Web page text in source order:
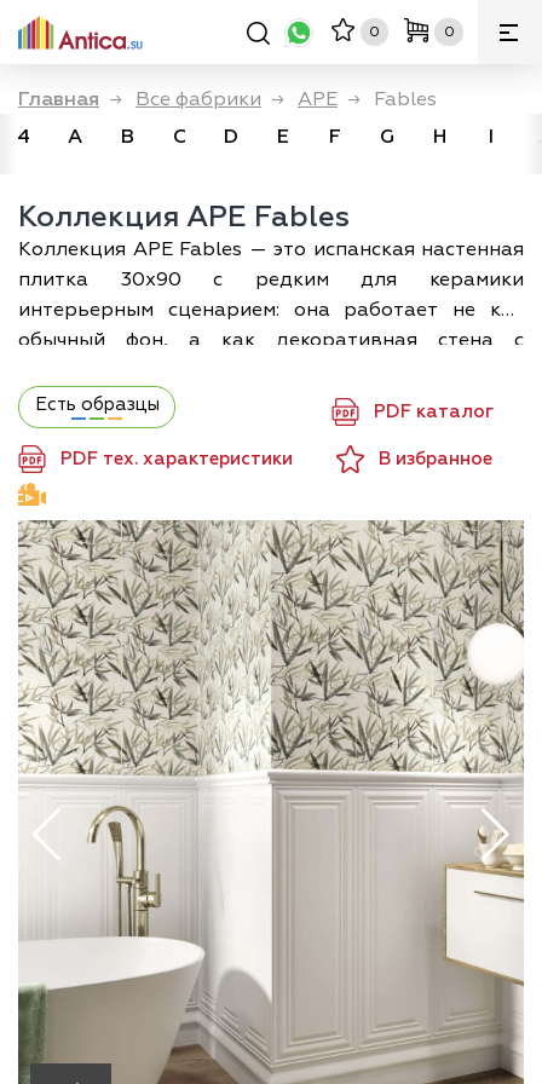
0 0
Главная → Все фабрики → APE →
Fables
4
A B C D E F G H I
Коллекция APE Fables
Коллекция APE Fables — это испанская настенная
плитка 30x90 с редким для керамики
интерьерным сценарием: она работает не как
обычный фон, а как декоративная стена с
серии APE Ceramica — французская традиция
стеновых панелей XVII–XVIII веков и прямая
отсылка к Cabinet des Fables в Hôtel Rohan,
поэтому у коллекции такой выраженный
«архитектурный» характер. Визуально Fables
строится на панелях, орнаменте и листьях, а
глубина рисунка связана с цифровой печатью,
которая и даёт здесь ту самую тонкую
детализацию. По каталогу это wall tile для
внутренних стен с матовой поверхностью; в
карточках коллекции указаны основной формат
30x90 и дополнительные элементы 5x30 и 15,8x30,
а цветовая палитра считывается в белых, бежевых
и синих тонах.
С практической точки зрения Fables стоит
выбирать там, где нужна не просто облицовка, а
цельная композиция стены. В ванной или санузле
коллекция хорошо работает на акцентной
плоскости за раковиной или ванной, когда хочется
получить панельный ритм вместо ровной
однотонной стены. В прихожей, холле, столовой
или гостиной она уместна для оформления тех
Есть образцы PDF каталог
PDF тех. характеристики В избранное